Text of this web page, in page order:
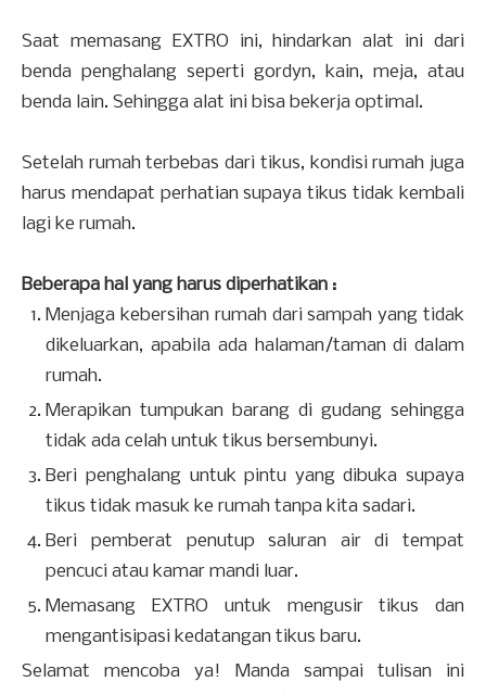
Saat memasang EXTRO ini, hindarkan alat ini dari
benda penghalang seperti gordyn, kain, meja, atau
benda lain. Sehingga alat ini bisa bekerja optimal.
Setelah rumah terbebas dari tikus, kondisi rumah juga
harus mendapat perhatian supaya tikus tidak kembali
lagi ke rumah.
Beberapa hal yang harus diperhatikan :
Menjaga kebersihan rumah dari sampah yang tidak
dikeluarkan, apabila ada halaman/taman di dalam
rumah.
Merapikan tumpukan barang di gudang sehingga
tidak ada celah untuk tikus bersembunyi.
Beri penghalang untuk pintu yang dibuka supaya
tikus tidak masuk ke rumah tanpa kita sadari.
Beri pemberat penutup saluran air di tempat
pencuci atau kamar mandi luar.
Memasang EXTRO untuk mengusir tikus dan
mengantisipasi kedatangan tikus baru.
Selamat mencoba ya! Manda sampai tulisan ini